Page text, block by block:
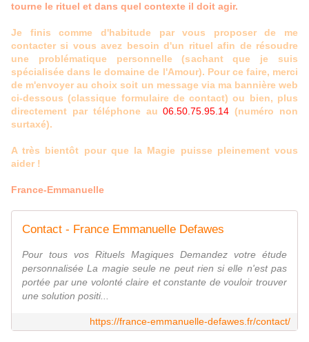
tourne le rituel et dans quel contexte il doit agir.
Je finis comme d'habitude par vous proposer de me
contacter si vous avez besoin d'un rituel afin de résoudre
une problématique personnelle (sachant que je suis
spécialisée dans le domaine de l'Amour). Pour ce faire, merci
de m'envoyer au choix soit un message via ma bannière web
ci-dessous (classique formulaire de contact) ou bien, plus
directement par téléphone au06.50.75.95.14 (numéro non
surtaxé).
A très bientôt pour que la Magie puisse pleinement vous
aider !
France-Emmanuelle
Contact - France Emmanuelle Defawes
Pour tous vos Rituels Magiques Demandez votre étude
personnalisée La magie seule ne peut rien si elle n'est pas
portée par une volonté claire et constante de vouloir trouver
une solution positi...
https://france-emmanuelle-defawes.fr/contact/